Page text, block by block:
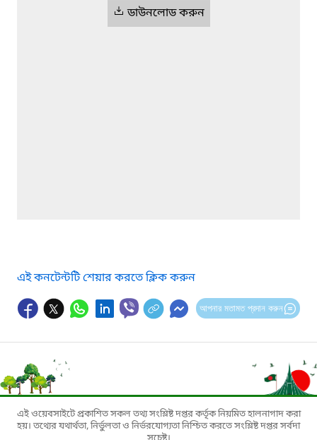
ডাউনলোড করুন
এই কনটেন্টটি শেয়ার করতে ক্লিক করুন
আপনার মতামত প্রদান করুন
এই ওয়েবসাইটে প্রকাশিত সকল তথ্য সংশ্লিষ্ট দপ্তর কর্তৃক নিয়মিত হালনাগাদ করা
হয়। তথ্যের যথার্থতা, নির্ভুলতা ও নির্ভরযোগ্যতা নিশ্চিত করতে সংশ্লিষ্ট দপ্তর সর্বদা